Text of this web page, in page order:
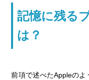
記憶に残る
は？
前項で述べたAppleの